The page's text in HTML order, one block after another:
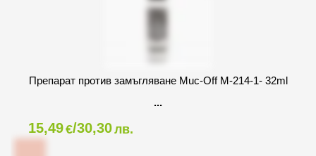
Препарат против замъгляване Muc-Off M-214-1- 32ml
15,49€/30,30лв.